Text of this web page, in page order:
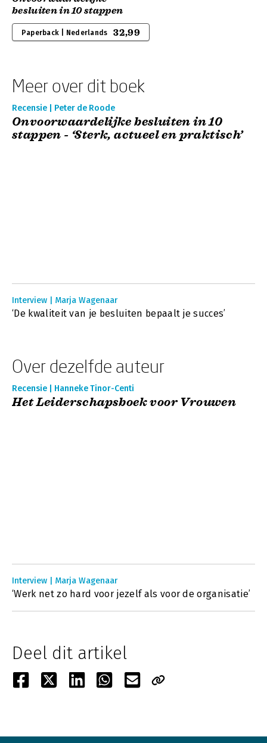
besluiten in 10 stappen
Paperback | Nederlands 32,99
Meer over dit boek
Recensie | Peter de Roode
Onvoorwaardelijke besluiten in 10
stappen - ‘Sterk, actueel en praktisch’
Interview | Marja Wagenaar
‘De kwaliteit van je besluiten bepaalt je succes’
Over dezelfde auteur
Recensie | Hanneke Tinor-Centi
Het Leiderschapsboek voor Vrouwen
Interview | Marja Wagenaar
‘Werk net zo hard voor jezelf als voor de organisatie’
Deel dit artikel